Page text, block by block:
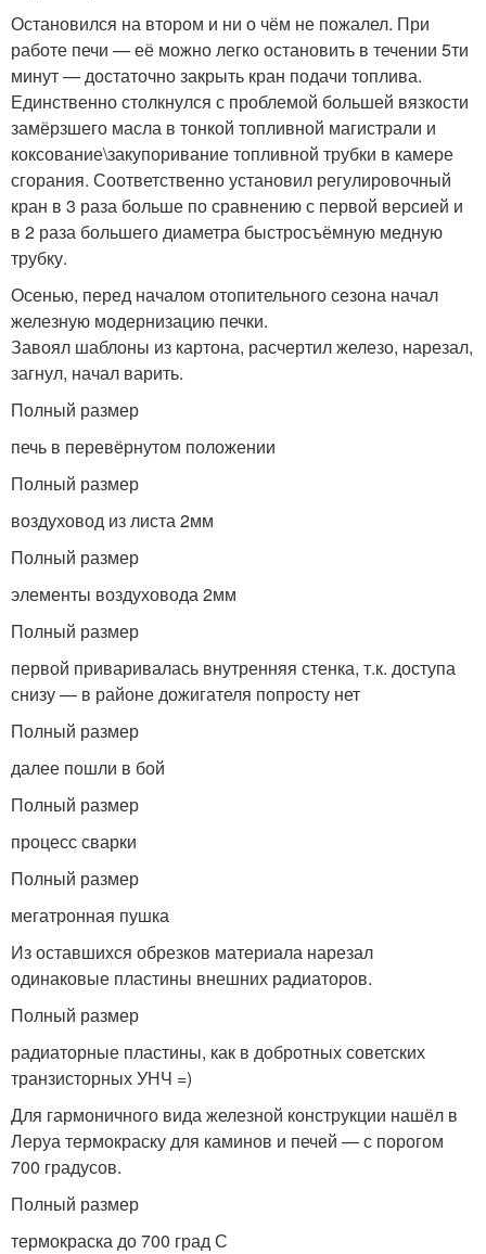
Остановился на втором и ни о чём не пожалел. При
работе печи — её можно легко остановить в течении 5ти
минут — достаточно закрыть кран подачи топлива.
Единственно столкнулся с проблемой большей вязкости
замёрзшего масла в тонкой топливной магистрали и
коксование\закупоривание топливной трубки в камере
сгорания. Соответственно установил регулировочный
кран в 3 раза больше по сравнению с первой версией и
в 2 раза большего диаметра быстросъёмную медную
трубку.
Осенью, перед началом отопительного сезона начал
железную модернизацию печки.
Завоял шаблоны из картона, расчертил железо, нарезал,
загнул, начал варить.
Полный размер
печь в перевёрнутом положении
Полный размер
воздуховод из листа 2мм
Полный размер
элементы воздуховода 2мм
Полный размер
первой приваривалась внутренняя стенка, т.к. доступа
снизу — в районе дожигателя попросту нет
Полный размер
далее пошли в бой
Полный размер
процесс сварки
Полный размер
мегатронная пушка
Из оставшихся обрезков материала нарезал
одинаковые пластины внешних радиаторов.
Полный размер
радиаторные пластины, как в добротных советских
транзисторных УНЧ =)
Для гармоничного вида железной конструкции нашёл в
Леруа термокраску для каминов и печей — с порогом
700 градусов.
Полный размер
термокраска до 700 град С